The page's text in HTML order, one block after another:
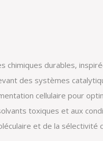
durables,
des systèmes
cellulaire pour
toxiques et aux
et de la sélectivité